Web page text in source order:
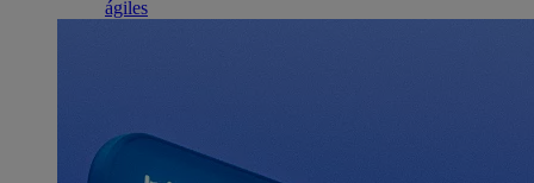
ágiles